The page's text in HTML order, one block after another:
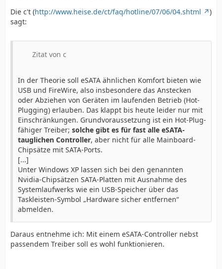
Die c't (http://www.heise.de/ct/faq/hotline/07/06/04.shtml
)
sagt:
Zitat von c
In der Theorie soll eSATA ähnlichen Komfort bieten wie
USB und FireWire, also insbesondere das Anstecken
oder Abziehen von Geräten im laufenden Betrieb (Hot-
Plugging) erlauben. Das klappt bis heute leider nur mit
Einschränkungen. Grundvoraussetzung ist ein Hot-Plug-
fähiger Treiber; solche gibt es für fast alle eSATA-
tauglichen Controller, aber nicht für alle Mainboard-
Chipsätze mit SATA-Ports.
[...]
Unter Windows XP lassen sich bei den genannten
Nvidia-Chipsätzen SATA-Platten mit Ausnahme des
Systemlaufwerks wie ein USB-Speicher über das
Taskleisten-Symbol „Hardware sicher entfernen“
abmelden.
Daraus entnehme ich: Mit einem eSATA-Controller nebst
passendem Treiber soll es wohl funktionieren.